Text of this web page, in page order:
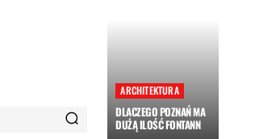
ARCHITEKTURA
DLACZEGO POZNAŃ MA
DUŻĄ ILOŚĆ FONTANN